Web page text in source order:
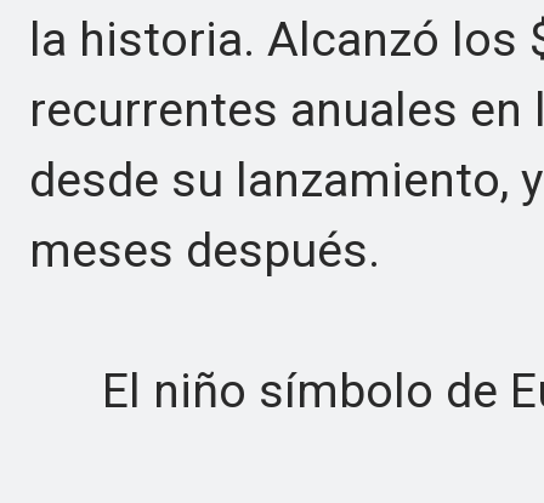
la historia. Alcanzó los
recurrentes anuales
desde su lanzamiento,
meses después.
El niño símbolo de